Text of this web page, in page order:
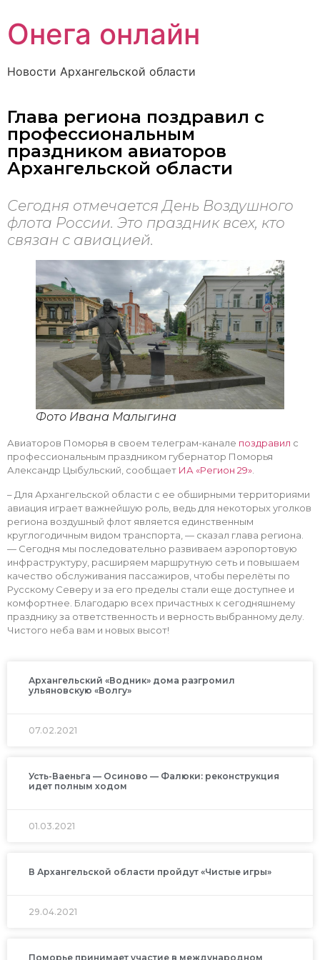
Онега онлайн
Новости Архангельской области
Глава региона поздравил с
профессиональным
праздником авиаторов
Архангельской области
Сегодня отмечается День Воздушного
флота России. Это праздник всех, кто
связан с авиацией.
Фото Ивана Малыгина
Авиаторов Поморья в своем телеграм-канале поздравил с
профессиональным праздником губернатор Поморья
Александр Цыбульский, сообщает ИА «Регион 29».
– Для Архангельской области с ее обширными территориями
авиация играет важнейшую роль, ведь для некоторых уголков
региона воздушный флот является единственным
круглогодичным видом транспорта, — сказал глава региона.
— Сегодня мы последовательно развиваем аэропортовую
инфраструктуру, расширяем маршрутную сеть и повышаем
качество обслуживания пассажиров, чтобы перелёты по
Русскому Северу и за его пределы стали еще доступнее и
комфортнее. Благодарю всех причастных к сегодняшнему
празднику за ответственность и верность выбранному делу.
Чистого неба вам и новых высот!
Архангельский «Водник» дома разгромил
ульяновскую «Волгу»
07.02.2021
Усть-Ваеньга — Осиново — Фалюки: реконструкция
идет полным ходом
01.03.2021
В Архангельской области пройдут «Чистые игры»
29.04.2021
Поморье принимает участие в международном